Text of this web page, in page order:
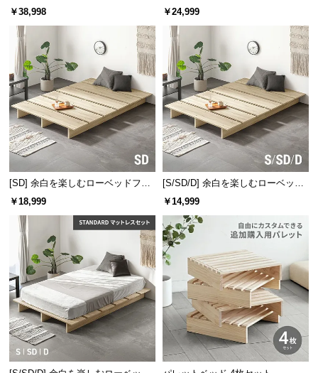
通気性が重要な理由
人は寝ている間に500mlペットボト
ル1本分の水分を体温調節のために
失っていると言われています。布団
は通気性の良さが重要です。
マットレスにも最適
フローリングに直置きすると結露によるカビが発生
しやすいマットレスも、手軽に湿気対策ができま
す。
天然木調 ステージベッド プレミア
￥38,998
ングテーブル 大理石調 4人掛け
￥24,999
[SD] 余白を楽しむローベッドフレ
ーム 天然木調 ステージベッド ロ
￥18,999
[S/SD/D] 余白を楽しむローベッド
フレーム 天然木調 ステージベッド
￥14,999